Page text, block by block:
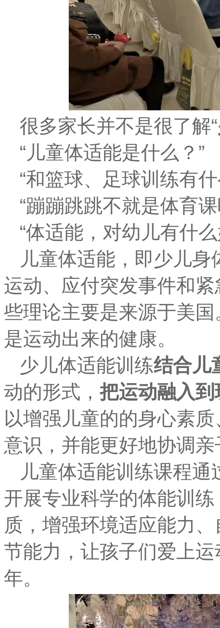
很多家长并不是很了解“
“儿童体适能是什么？”
“和篮球、足球训练有
“蹦蹦跳跳不就是体育课
“体适能，对幼儿有什
儿童体适能 ， 即少儿身
运动、应付突发事件和
些理论主要是来源于美
是运动出来的健康。
少儿体适能训练结合儿
动的形式，把运动融入
以增强儿童的的身心素
意识，并能更好地协调亲
儿童体适能训练课程
开展专业科学的体能训
质，增强环境适应能力
节能力，让孩子们爱上
年。